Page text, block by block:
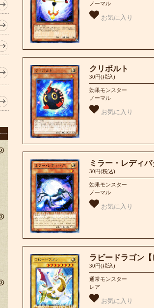
ノーマル
お気に入り
クリボルト
30円(税込)
効果モンスター
ノーマル
お気に入り
ミラー・レディバ
30円(税込)
効果モンスター
ノーマル
お気に入り
ラビードラゴン【
30円(税込)
通常モンスター
レア
お気に入り